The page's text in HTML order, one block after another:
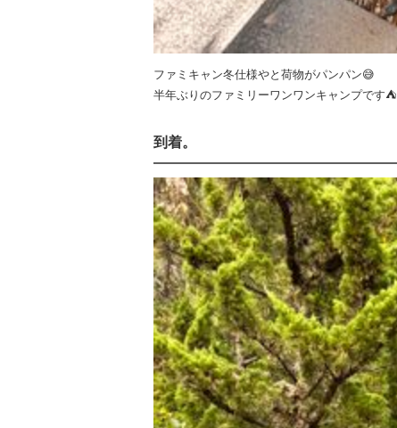
ファミキャン冬仕様やと荷物がパンパン😅
半年ぶりのファミリーワンワンキャンプです⛺️
到着。